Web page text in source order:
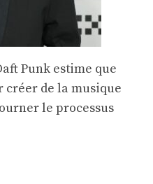
Punk estime que
de la musique
le processus